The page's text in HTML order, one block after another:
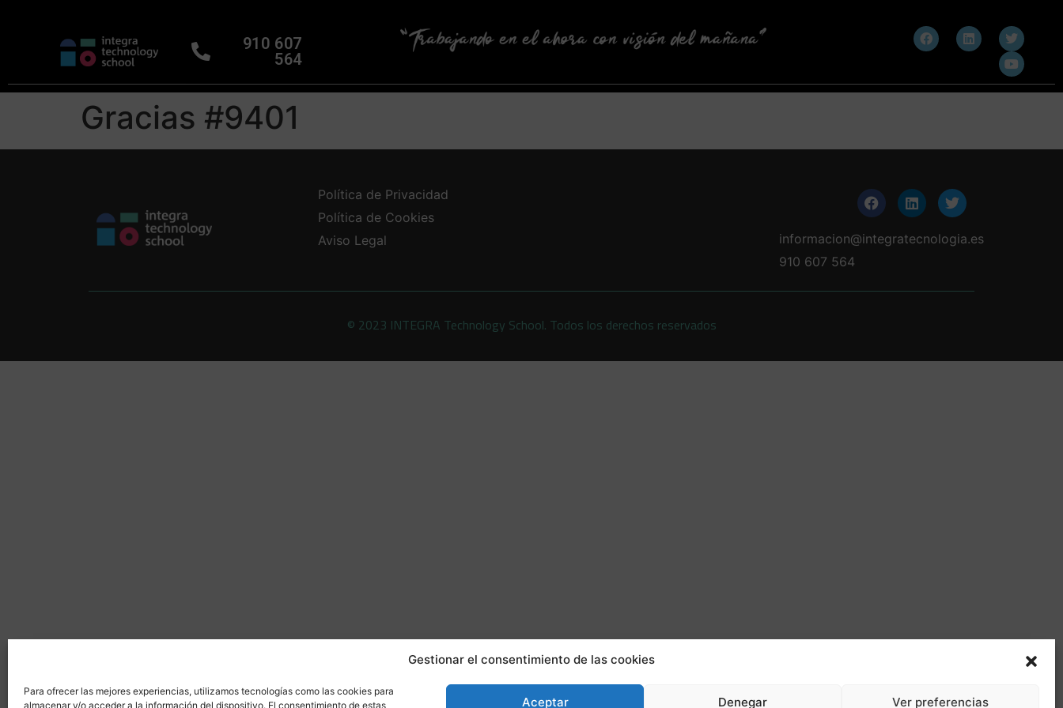
Gestionar el consentimiento de las cookies
Para ofrecer las mejores experiencias, utilizamos tecnologías como las cookies para
almacenar y/o acceder a la información del dispositivo. El consentimiento de estas
Aceptar Denegar Ver preferencias
910 607
564
Gracias #9401
Política de Privacidad
Política de Cookies
Aviso Legal
informacion@integratecnologia.es
910 607 564
© 2023 INTEGRA Technology School. Todos los derechos reservados